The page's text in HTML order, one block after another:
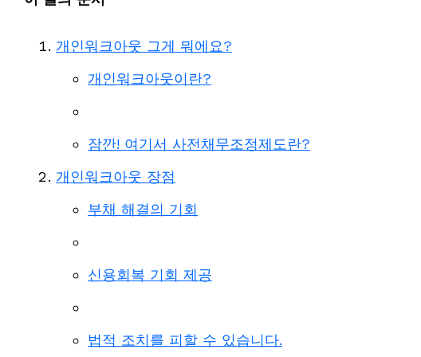
개인워크아웃 그게 뭐에요?
개인워크아웃이란?
잠깐! 여기서 사전채무조정제도란?
개인워크아웃 장점
부채 해결의 기회
신용회복 기회 제공
법적 조치를 피할 수 있습니다.